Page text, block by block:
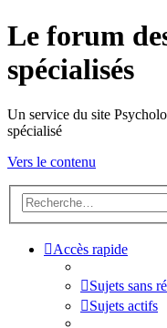
Le forum
spécialisés
Un service du site
spécialisé
Vers le contenu
Accès rapide
Sujets sans
Sujets actifs